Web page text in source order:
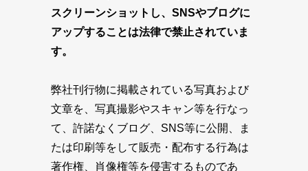
スクリーンショットし、SNSやブログに
アップすることは法律で禁止されていま
す。
弊社刊行物に掲載されている写真および
文章を、写真撮影やスキャン等を行なっ
て、許諾なくブログ、SNS等に公開、ま
たは印刷等をして販売・配布する行為は
著作権、肖像権等を侵害するものであ